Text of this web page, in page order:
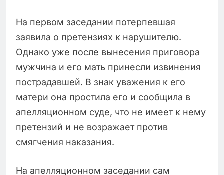
На первом заседании потерпевшая
заявила о претензиях к нарушителю.
Однако уже после вынесения приговора
мужчина и его мать принесли извинения
пострадавшей. В знак уважения к его
матери она простила его и сообщила в
апелляционном суде, что не имеет к нему
претензий и не возражает против
смягчения наказания.
На апелляционном заседании сам